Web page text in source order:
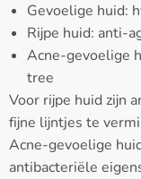
Gevoelige huid:
Rijpe huid: anti-
Acne-gevoelige
tree
Voor rijpe huid zijn
fijne lijntjes te
Acne-gevoelige
antibacteriële